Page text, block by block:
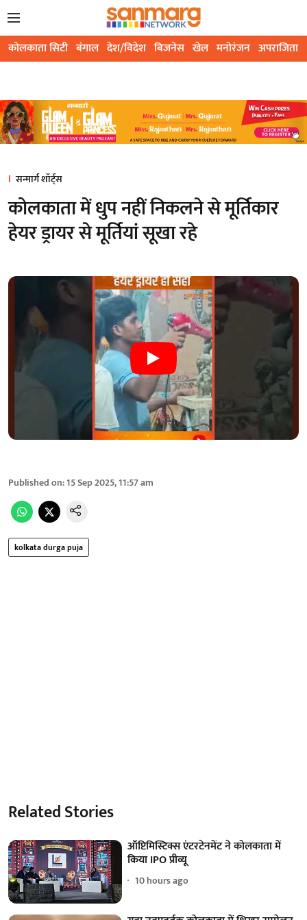
कोलकाता सिटी बंगाल देश/विदेश बिजनेस खेल मनोरंजन अपराजिता
सन्मार्ग शॉर्ट्स
कोलकाता में धुप नहीं निकलने से मूर्तिकार
हेयर ड्रायर से मूर्तियां सूखा रहे
Published on:15 Sep 2025, 11:57 am
kolkata durga puja
Related Stories
ऑप्टिमिस्टिक्स एंटरटेनमेंट ने कोलकाता में
किया IPO प्रीव्यू
10 hours ago